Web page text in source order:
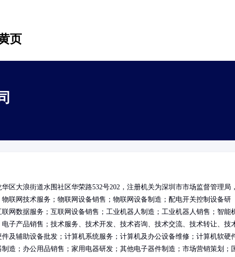
页
区大浪街道水围社区华荣路532号202，注册机关为深圳市市场监督管理局
联网技术服务；物联网设备销售；物联网设备制造；配电开关控制设备研
网数据服务；互联网设备销售；工业机器人制造；工业机器人销售；智能
子产品销售；技术服务、技术开发、技术咨询、技术交流、技术转让、技
及辅助设备批发；计算机系统服务；计算机及办公设备维修；计算机软硬
造；办公用品销售；家用电器研发；其他电子器件制造；市场营销策划；